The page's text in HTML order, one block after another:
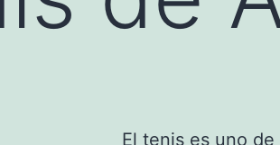
El tenis es uno de